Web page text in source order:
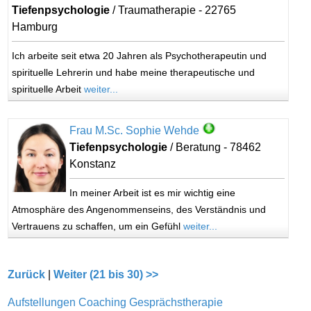
Tiefenpsychologie / Traumatherapie - 22765
Hamburg
Ich arbeite seit etwa 20 Jahren als Psychotherapeutin und
spirituelle Lehrerin und habe meine therapeutische und
spirituelle Arbeitweiter...
Frau M.Sc. Sophie Wehde
Tiefenpsychologie / Beratung - 78462
Konstanz
In meiner Arbeit ist es mir wichtig eine
Atmosphäre des Angenommenseins, des Verständnis und
Vertrauens zu schaffen, um ein Gefühlweiter...
Zurück |Weiter (21 bis 30) >>
Aufstellungen Coaching Gesprächstherapie